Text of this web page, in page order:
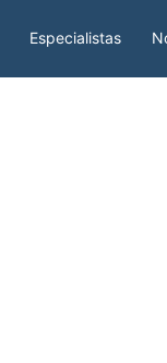
Especialistas